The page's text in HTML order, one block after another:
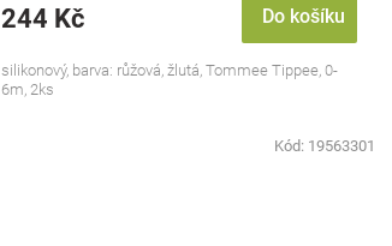
244 Kč Do košíku
silikonový, barva: růžová, žlutá, Tommee Tippee, 0-
6m, 2ks
Kód: 19563301